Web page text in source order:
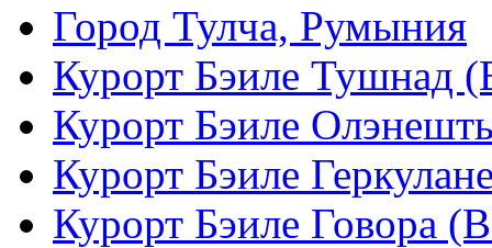
Город Тулча, Румыния
Курорт Бэиле Тушнад
Курорт Бэиле
Курорт Бэиле
Курорт Бэиле Говора